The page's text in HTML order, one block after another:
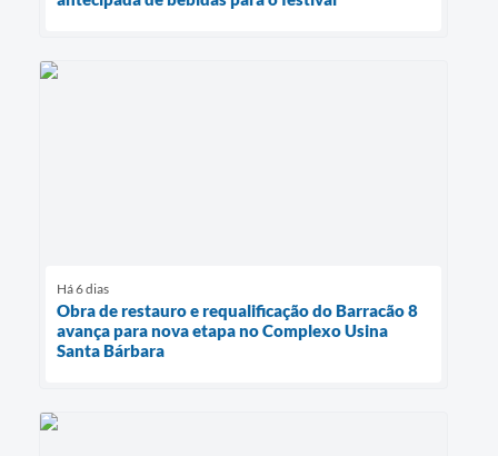
Há 6 dias
Obra de restauro e requalificação do Barracão 8
avança para nova etapa no Complexo Usina
Santa Bárbara